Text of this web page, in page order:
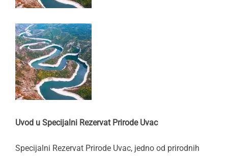
Uvod u Specijalni Rezervat Prirode Uvac
Specijalni Rezervat Prirode Uvac, jedno od prirodnih